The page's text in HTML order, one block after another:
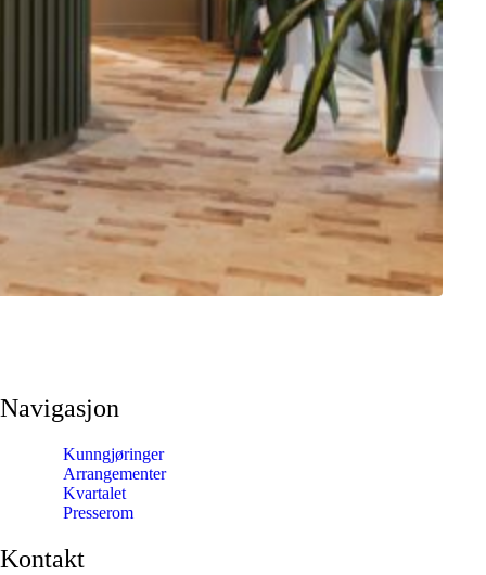
Navigasjon
Kunngjøringer
Arrangementer
Kvartalet
Presserom
Kontakt